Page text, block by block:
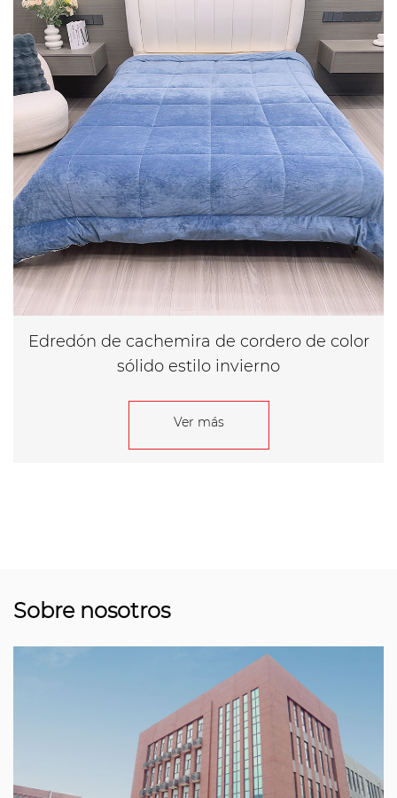
Edredón de cachemira de cordero de color
sólido estilo invierno
Ver más
Sobre nosotros